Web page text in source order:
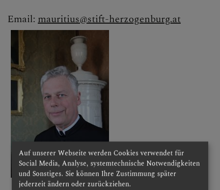
GRUPPEN & RUNDEN
PFARRE TRAISMAUER
PFARRE STOLLHOFEN
WAS MUSS ICH TUN, IM
FALL VON ...
Email: mauritius@stift-herzogenburg.at
Auf unserer Webseite werden Cookies verwendet für
Social Media, Analyse, systemtechnische Notwendigkeiten
und Sonstiges. Sie können Ihre Zustimmung später
jederzeit ändern oder zurückziehen.